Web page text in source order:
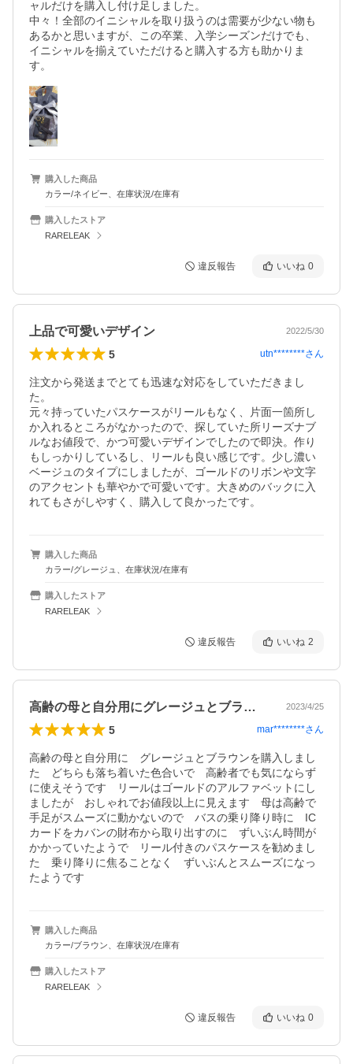
ャルだけを購入し付け足しました。
中々！全部のイニシャルを取り扱うのは需要が少ない物も
あるかと思いますが、この卒業、入学シーズンだけでも、
イニシャルを揃えていただけると購入する方も助かりま
す。
購入した商品
カラー/ネイビー、在庫状況/在庫有
購入したストア
RARELEAK
違反報告 いいね 0
上品で可愛いデザイン 2022/5/30
5 utn********さん
注文から発送までとても迅速な対応をしていただきまし
た。
元々持っていたパスケースがリールもなく、片面一箇所し
か入れるところがなかったので、探していた所リーズナブ
ルなお値段で、かつ可愛いデザインでしたので即決。作り
もしっかりしているし、リールも良い感じです。少し濃い
ベージュのタイプにしましたが、ゴールドのリボンや文字
のアクセントも華やかで可愛いです。大きめのバックに入
れてもさがしやすく、購入して良かったです。
購入した商品
カラー/グレージュ、在庫状況/在庫有
購入したストア
RARELEAK
違反報告 いいね 2
高齢の母と自分用にグレージュとブラウン… 2023/4/25
5 mar********さん
高齢の母と自分用に　グレージュとブラウンを購入しまし
た　どちらも落ち着いた色合いで　高齢者でも気にならず
に使えそうです　リールはゴールドのアルファベットにし
ましたが　おしゃれでお値段以上に見えます　母は高齢で
手足がスムーズに動かないので　バスの乗り降り時に　IC
カードをカバンの財布から取り出すのに　ずいぶん時間が
かかっていたようで　リール付きのパスケースを勧めまし
た　乗り降りに焦ることなく　ずいぶんとスムーズになっ
たようです
購入した商品
カラー/ブラウン、在庫状況/在庫有
購入したストア
RARELEAK
違反報告 いいね 0